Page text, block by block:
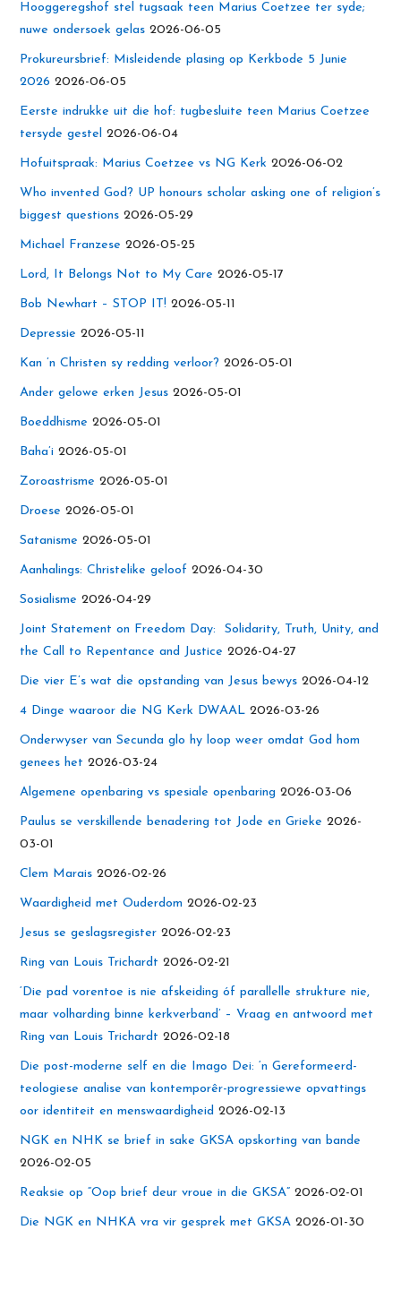
Hooggeregshof stel tugsaak teen Marius Coetzee ter syde;
nuwe ondersoek gelas 2026-06-05
Prokureursbrief: Misleidende plasing op Kerkbode 5 Junie
2026 2026-06-05
Eerste indrukke uit die hof: tugbesluite teen Marius Coetzee
tersyde gestel 2026-06-04
Hofuitspraak: Marius Coetzee vs NG Kerk 2026-06-02
Who invented God? UP honours scholar asking one of religion’s
biggest questions 2026-05-29
Michael Franzese 2026-05-25
Lord, It Belongs Not to My Care 2026-05-17
Bob Newhart – STOP IT! 2026-05-11
Depressie 2026-05-11
Kan ’n Christen sy redding verloor? 2026-05-01
Ander gelowe erken Jesus 2026-05-01
Boeddhisme 2026-05-01
Baha’i 2026-05-01
Zoroastrisme 2026-05-01
Droese 2026-05-01
Satanisme 2026-05-01
Aanhalings: Christelike geloof 2026-04-30
Sosialisme 2026-04-29
Joint Statement on Freedom Day: Solidarity, Truth, Unity, and
the Call to Repentance and Justice 2026-04-27
Die vier E’s wat die opstanding van Jesus bewys 2026-04-12
4 Dinge waaroor die NG Kerk DWAAL 2026-03-26
Onderwyser van Secunda glo hy loop weer omdat God hom
genees het 2026-03-24
Algemene openbaring vs spesiale openbaring 2026-03-06
Paulus se verskillende benadering tot Jode en Grieke 2026-
03-01
Clem Marais 2026-02-26
Waardigheid met Ouderdom 2026-02-23
Jesus se geslagsregister 2026-02-23
Ring van Louis Trichardt 2026-02-21
‘Die pad vorentoe is nie afskeiding óf parallelle strukture nie,
maar volharding binne kerkverband’ – Vraag en antwoord met
Ring van Louis Trichardt 2026-02-18
Die post-moderne self en die Imago Dei: ‘n Gereformeerd-
teologiese analise van kontemporêr-progressiewe opvattings
oor identiteit en menswaardigheid 2026-02-13
NGK en NHK se brief in sake GKSA opskorting van bande
2026-02-05
Reaksie op “Oop brief deur vroue in die GKSA” 2026-02-01
Die NGK en NHKA vra vir gesprek met GKSA 2026-01-30